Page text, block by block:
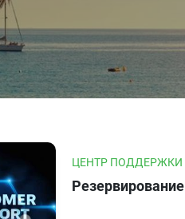
ЦЕНТР ПОДДЕРЖКИ
Резервирование